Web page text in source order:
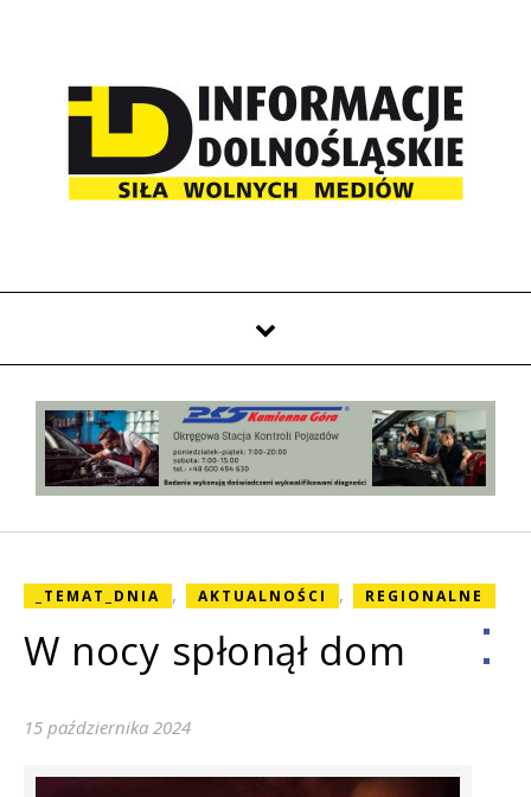
_TEMAT_DNIA , AKTUALNOŚCI , REGIONALNE
W nocy spłonął dom
15 października 2024